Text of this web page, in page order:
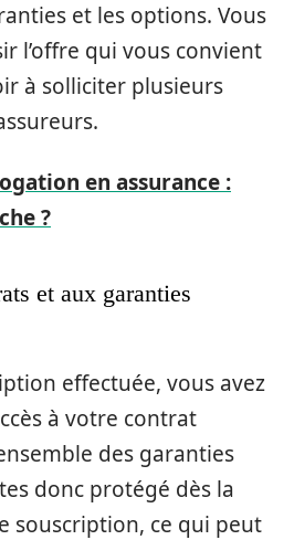
et les options. Vous
l’offre qui vous convient
à solliciter plusieurs
en assurance :
?
et aux garanties
effectuée, vous avez
à votre contrat
des garanties
donc protégé dès la
souscription, ce qui peut